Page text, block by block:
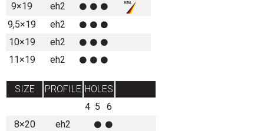
9×19
eh2
9,5×19
eh2
10×19
eh2
11×19
eh2
SIZE PROFILE HOLES
4 5
6
8×20
eh2